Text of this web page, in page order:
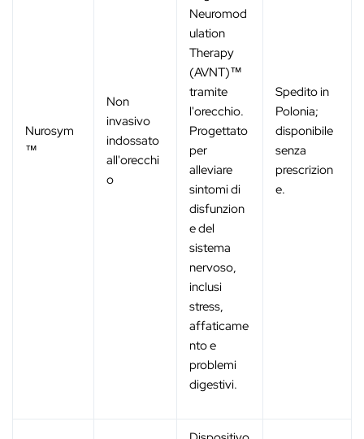
Nurosym
™
Non
invasivo
indossato
all'orecchi
o
Neuromod
ulation
Therapy
(AVNT)™
tramite
l'orecchio.
Progettato
per
alleviare
sintomi di
disfunzion
e del
sistema
nervoso,
inclusi
stress,
affaticame
nto e
problemi
digestivi.
Spedito in
Polonia;
disponibile
senza
prescrizion
e.